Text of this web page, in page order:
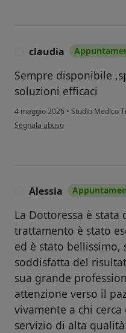
claudia
Sempre disponibile
soluzioni efficaci
4 maggio 2026 • Studio Medico
secondo l'opinione dell'utente
Segnala abuso
Alessia
La Dottoressa è stata
trattamento è stato
ed è stato bellissimo,
soddisfatta del
sua grande
attenzione verso il
vivamente a chi
servizio di alta